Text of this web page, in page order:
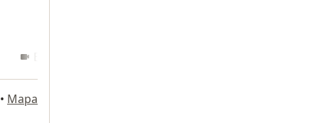
• Mapa